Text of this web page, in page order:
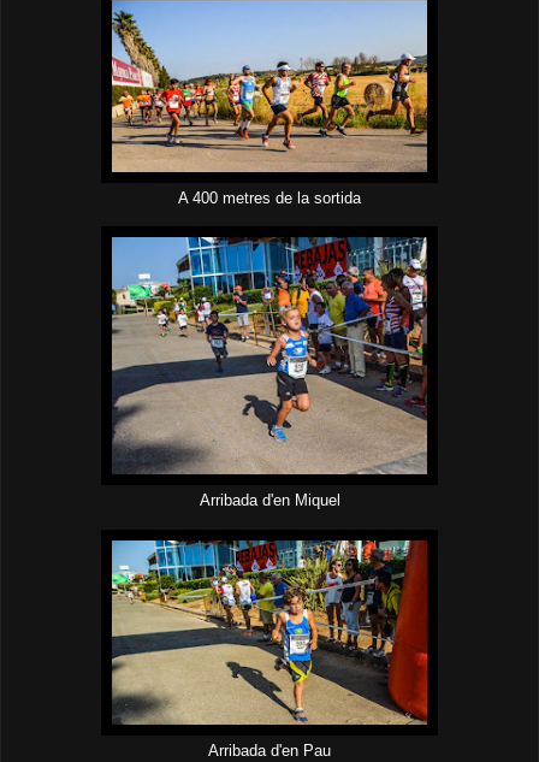
A 400 metres de la sortida
Arribada d'en Miquel
Arribada d'en Pau